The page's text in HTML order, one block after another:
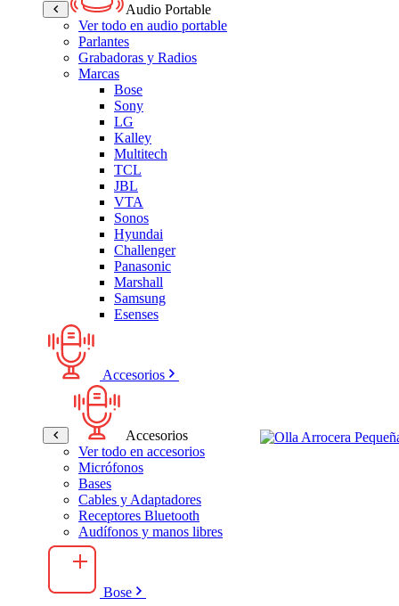
Audio Portable
Ver todo en audio portable
Parlantes
Grabadoras y Radios
Marcas
Bose
Sony
LG
Kalley
Multitech
TCL
JBL
VTA
Sonos
Hyundai
Challenger
Panasonic
Marshall
Samsung
Esenses
Accesorios
Accesorios
Ver todo en accesorios
Micrófonos
Bases
Cables y Adaptadores
Receptores Bluetooth
Audífonos y manos libres
Bose